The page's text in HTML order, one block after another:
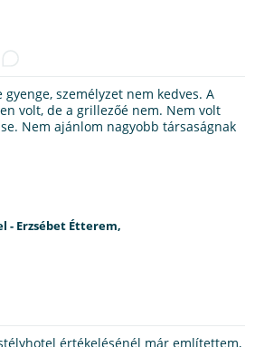
személyzet nem kedves. A
volt, de a grillezőé nem. Nem volt
Nem ajánlom nagyobb társaságnak
- Erzsébet Étterem,
értékelésénél már említettem,